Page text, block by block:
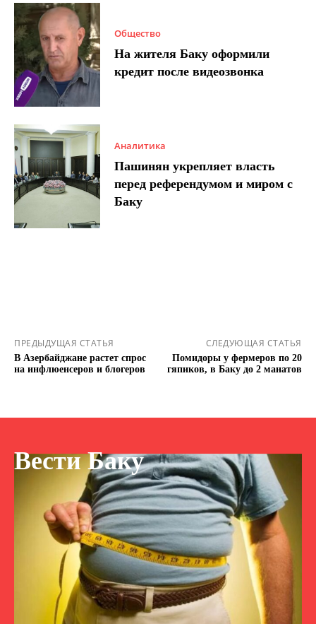
Общество
На жителя Баку оформили
кредит после видеозвонка
Аналитика
Пашинян укрепляет власть
перед референдумом и миром с
Баку
ПРЕДЫДУЩАЯ СТАТЬЯ
В Азербайджане растет спрос
на инфлюенсеров и блогеров
СЛЕДУЮЩАЯ СТАТЬЯ
Помидоры у фермеров по 20
гяпиков, в Баку до 2 манатов
Вести Баку